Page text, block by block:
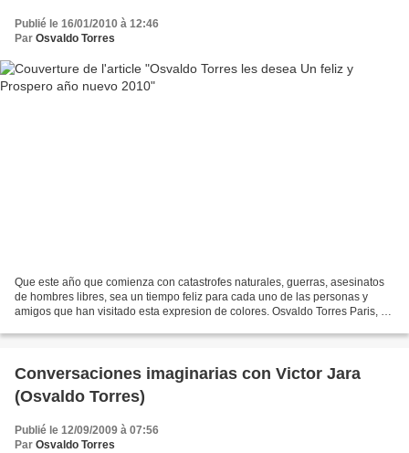
Publié le 16/01/2010 à 12:46
Par Osvaldo Torres
Que este año que comienza con catastrofes naturales, guerras, asesinatos
de hombres libres, sea un tiempo feliz para cada uno de las personas y
amigos que han visitado esta expresion de colores. Osvaldo Torres Paris, 17
Conversaciones imaginarias con Victor Jara
(Osvaldo Torres)
Publié le 12/09/2009 à 07:56
Par Osvaldo Torres